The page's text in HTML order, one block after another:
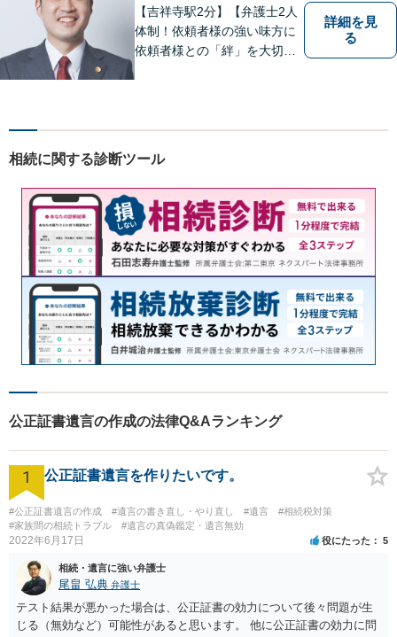
【吉祥寺駅2分】【弁護士2人
体制！依頼者様の強い味方に
依頼者様との「絆」を大切
回収、企業法務、刑事事件、
詳細を見
る
相続に関する診断ツール
公正証書遺言の作成の法律Q&Aランキング
1 公正証書遺言を作りたいです。
#公正証書遺言の作成 #遺言の書き直し・やり直し #遺言
#相続税対策
#家族間の相続トラブル
#遺言の真偽鑑定・遺言無効
2022年6月17日 役にたった 5
相続・遺言に強い弁護士
尾畠 弘典 弁護士
テスト結果が悪かった場合は、公正証書の効力について後々問題が生
じる（無効など）可能性があると思います。 他に公正証書の効力に問